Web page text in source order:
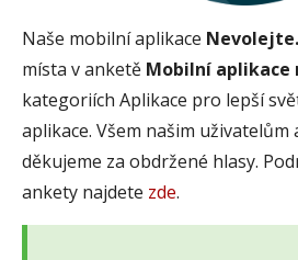
Naše mobilní aplikace
místa v anketě Mobilní aplikace
kategoriích Aplikace pro lepší
aplikace. Všem našim uživatelům
děkujeme za obdržené hlasy.
ankety najdete zde.